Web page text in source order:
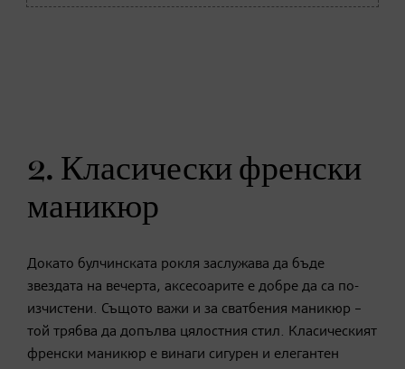
2. Класически френски
маникюр
Докато булчинската рокля заслужава да бъде
звездата на вечерта, аксесоарите е добре да са по-
изчистени. Същото важи и за сватбения маникюр –
той трябва да допълва цялостния стил. Класическият
френски маникюр е винаги сигурен и елегантен